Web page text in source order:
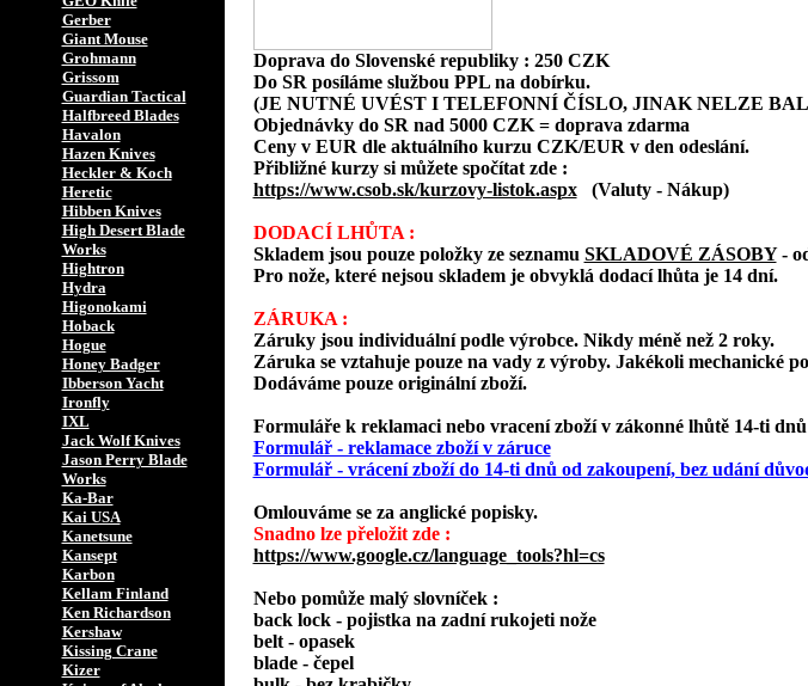
Gerber
Giant Mouse
Grohmann
Grissom
Guardian Tactical
Halfbreed Blades
Havalon
Hazen Knives
Heckler & Koch
Heretic
Hibben Knives
High Desert Blade
Works
Hightron
Hydra
Higonokami
Hoback
Hogue
Honey Badger
Ibberson Yacht
Ironfly
IXL
Jack Wolf Knives
Jason Perry Blade
Works
Ka-Bar
Kai USA
Kanetsune
Kansept
Karbon
Kellam Finland
Ken Richardson
Kershaw
Kissing Crane
Kizer
Doprava do Slovenské republiky : 250 CZK
Do SR posíláme službou PPL na dobírku.
(JE NUTNÉ UVÉST I TELEFONNÍ ČÍSLO, JINAK NELZE
Objednávky do SR nad 5000 CZK = doprava zdarma
Ceny v EUR dle aktuálního kurzu CZK/EUR v den odeslání.
Přibližné kurzy si můžete spočítat zde :
https://www.csob.sk/kurzovy-listok.aspx
(Valuty - Nákup)
DODACÍ LHŮTA :
Skladem jsou pouze položky ze seznamu SKLADOVÉ ZÁSOBY -
Pro nože, které nejsou skladem je obvyklá dodací lhůta je 14 dní.
ZÁRUKA :
Záruky jsou individuální podle výrobce. Nikdy méně než 2 roky.
Záruka se vztahuje pouze na vady z výroby. Jakékoli mechanické
Dodáváme pouze originální zboží.
Formuláře k reklamaci nebo vracení zboží v zákonné lhůtě 14-ti
Formulář - reklamace zboží v záruce
Formulář - vrácení zboží do 14-ti dnů od zakoupení, bez udání
Omlouváme se za anglické popisky.
Snadno lze přeložit zde :
https://www.google.cz/language_tools?hl=cs
Nebo pomůže malý slovníček :
back lock - pojistka na zadní rukojeti nože
belt - opasek
blade - čepel